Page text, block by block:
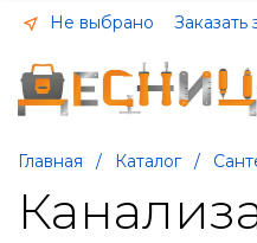
Не выбрано Заказать
Главная / Каталог /